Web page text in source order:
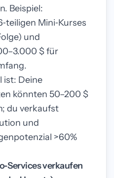
Beispiel:
Mini‑Kurses
und
$ für
ist: Deine
könnten 50–200 $
du verkaufst
und
>60%
verkaufen